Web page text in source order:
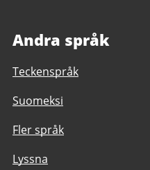
Andra språk
Teckenspråk
Suomeksi
Fler språk
Lyssna